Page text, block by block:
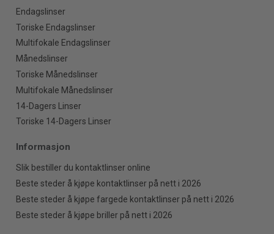
Endagslinser
Toriske Endagslinser
Multifokale Endagslinser
Månedslinser
Toriske Månedslinser
Multifokale Månedslinser
14-Dagers Linser
Toriske 14-Dagers Linser
Informasjon
Slik bestiller du kontaktlinser online
Beste steder å kjøpe kontaktlinser på nett i 2026
Beste steder å kjøpe fargede kontaktlinser på nett i 2026
Beste steder å kjøpe briller på nett i 2026